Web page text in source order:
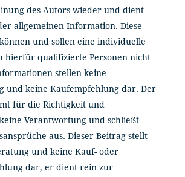
des Autors wieder und dient
allgemeinen Information. Diese
und sollen eine individuelle
hierfür qualifizierte Personen nicht
stellen keine
und keine Kaufempfehlung dar. Der
für die Richtigkeit und
Verantwortung und schließt
aus. Dieser Beitrag stellt
und keine Kauf- oder
dar, er dient rein zur